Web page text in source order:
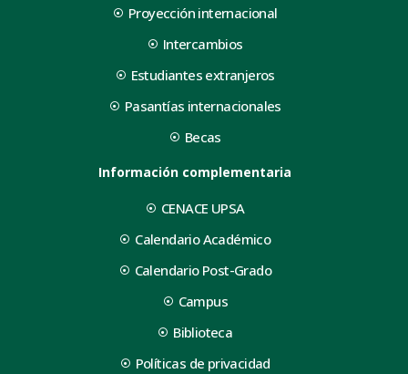
Proyección internacional
Intercambios
Estudiantes extranjeros
Pasantías internacionales
Becas
Información complementaria
CENACE UPSA
Calendario Académico
Calendario Post-Grado
Campus
Biblioteca
Políticas de privacidad